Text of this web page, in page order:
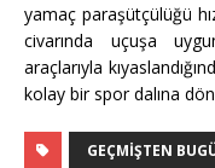
yamaç paraşütçülüğü
civarında uçuşa
araçlarıyla
kolay bir spor dalına
GEÇMIŞTEN